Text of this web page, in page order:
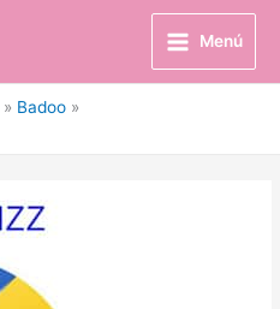
Menú
Badoo